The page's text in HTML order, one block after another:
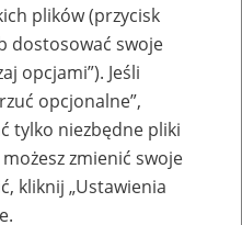
Aktywni 50+
plików (przycisk
dostosować swoje
opcjami”). Jeśli
opcjonalne”,
tylko niezbędne pliki
zmienić swoje
kliknij „Ustawienia